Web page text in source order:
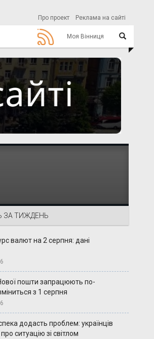
Про проект Реклама на сайті
Моя Вінниця
ЗА ТИЖДЕНЬ
валют на 2 серпня: дані
пошти запрацюють по-
з 1 серпня
додасть проблем: українців
ситуацію зі світлом